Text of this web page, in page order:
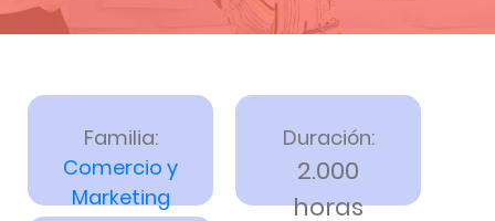
Familia:
Comercio y
Marketing
Duración:
2.000
horas